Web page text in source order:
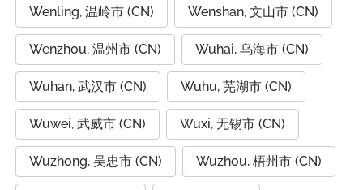
Wenling, 温岭市 (CN) Wenshan, 文山市 (CN)
Wenzhou, 温州市 (CN) Wuhai, 乌海市 (CN)
Wuhan, 武汉市 (CN) Wuhu, 芜湖市 (CN)
Wuwei, 武威市 (CN) Wuxi, 无锡市 (CN)
Wuzhong, 吴忠市 (CN) Wuzhou, 梧州市 (CN)